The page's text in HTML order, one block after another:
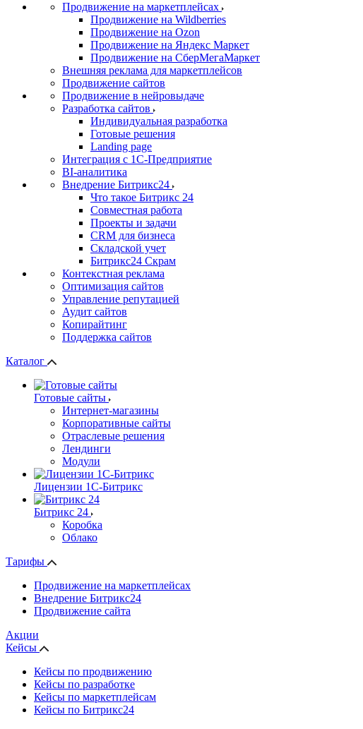
Продвижение на маркетплейсах
Продвижение на Wildberries
Продвижение на Ozon
Продвижение на Яндекс Маркет
Продвижение на СберМегаМаркет
Внешняя реклама для маркетплейсов
Продвижение сайтов
Продвижение в нейровыдаче
Разработка сайтов
Индивидуальная разработка
Готовые решения
Landing page
Интеграция с 1С-Предприятие
BI-аналитика
Внедрение Битрикс24
Что такое Битрикс 24
Совместная работа
Проекты и задачи
СRМ для бизнеса
Складской учет
Битрикс24 Скрам
Контекстная реклама
Оптимизация сайтов
Управление репутацией
Аудит сайтов
Копирайтинг
Поддержка сайтов
Каталог
Готовые сайты
Интернет-магазины
Корпоративные сайты
Отраслевые решения
Лендинги
Модули
Лицензии 1С-Битрикс
Битрикс 24
Коробка
Облако
Тарифы
Продвижение на маркетплейсах
Внедрение Битрикс24
Продвижение сайта
Акции
Кейсы
Кейсы по продвижению
Кейсы по разработке
Кейсы по маркетплейсам
Кейсы по Битрикс24